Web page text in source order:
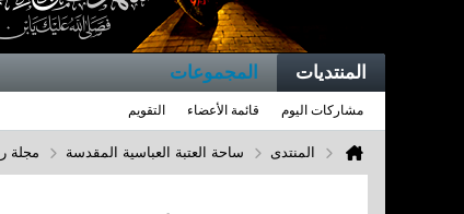
المنتديات المجموعات
مشاركات اليوم قائمة الأعضاء التقويم
المنتدى ساحة العتبة العباسية المقدسة مجلة